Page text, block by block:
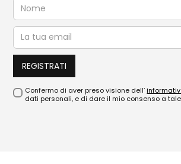
Confermo di aver preso visione dell’
dati personali, e di dare il mio consenso a